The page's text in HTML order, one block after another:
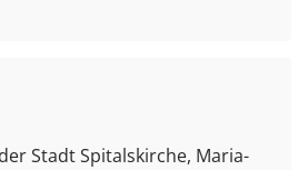
Stadt Spitalskirche, Maria-